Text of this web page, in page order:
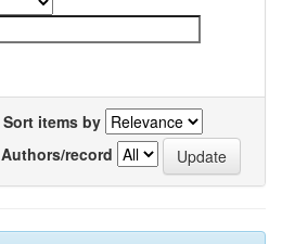
Sort items by
Authors/record